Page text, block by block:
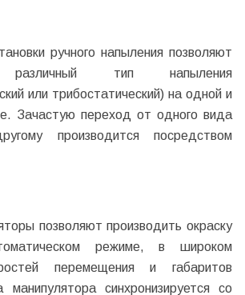
ручного напыления позволяют
различный тип напыления
или трибостатический) на одной и
Зачастую переход от одного вида
производится посредством
позволяют производить окраску
режиме, в широком
перемещения и габаритов
манипулятора синхронизируется со